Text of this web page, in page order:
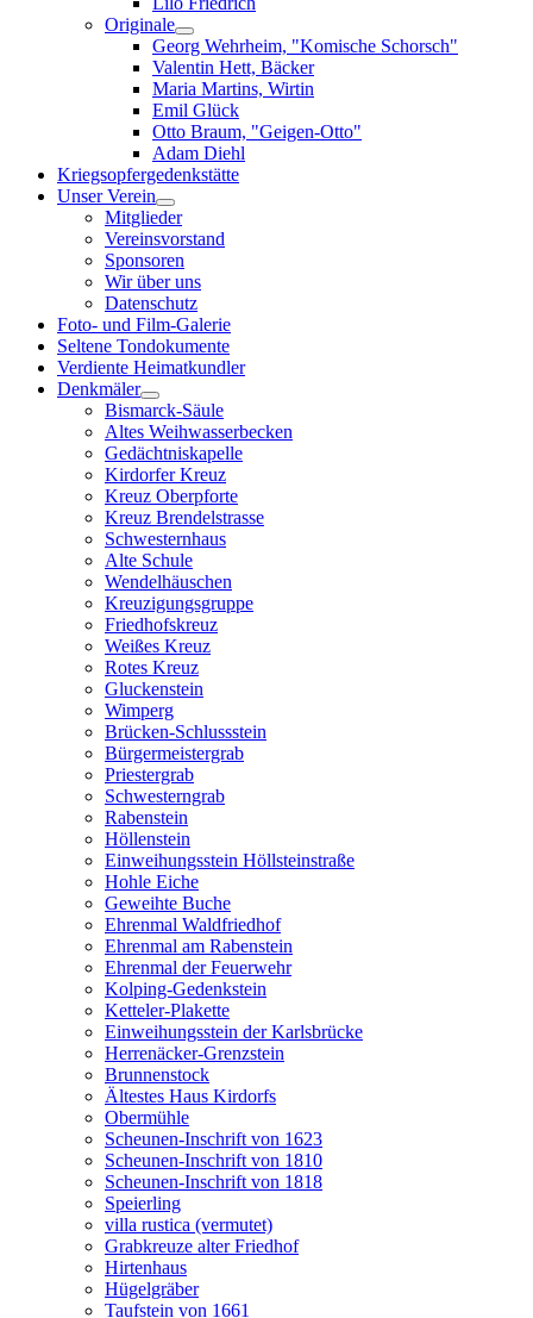
Originale
Georg Wehrheim, "Komische Schorsch"
Valentin Hett, Bäcker
Maria Martins, Wirtin
Emil Glück
Otto Braum, "Geigen-Otto"
Adam Diehl
Kriegsopfergedenkstätte
Unser Verein
Mitglieder
Vereinsvorstand
Sponsoren
Wir über uns
Datenschutz
Foto- und Film-Galerie
Seltene Tondokumente
Verdiente Heimatkundler
Denkmäler
Bismarck-Säule
Altes Weihwasserbecken
Gedächtniskapelle
Kirdorfer Kreuz
Kreuz Oberpforte
Kreuz Brendelstrasse
Schwesternhaus
Alte Schule
Wendelhäuschen
Kreuzigungsgruppe
Friedhofskreuz
Weißes Kreuz
Rotes Kreuz
Gluckenstein
Wimperg
Brücken-Schlussstein
Bürgermeistergrab
Priestergrab
Schwesterngrab
Rabenstein
Höllenstein
Einweihungsstein Höllsteinstraße
Hohle Eiche
Geweihte Buche
Ehrenmal Waldfriedhof
Ehrenmal am Rabenstein
Ehrenmal der Feuerwehr
Kolping-Gedenkstein
Ketteler-Plakette
Einweihungsstein der Karlsbrücke
Herrenäcker-Grenzstein
Brunnenstock
Ältestes Haus Kirdorfs
Obermühle
Scheunen-Inschrift von 1623
Scheunen-Inschrift von 1810
Scheunen-Inschrift von 1818
Speierling
villa rustica (vermutet)
Grabkreuze alter Friedhof
Hirtenhaus
Hügelgräber
Taufstein von 1661